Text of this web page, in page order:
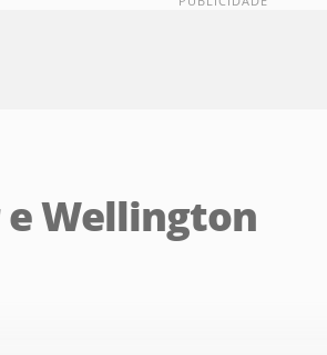
e Wellington